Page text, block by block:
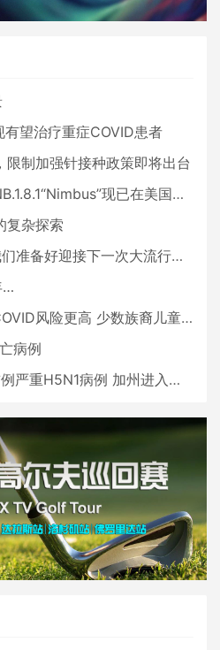
望治疗重症COVID患者
限制加强针接种政策即将出台
现已在美国占据主导地位
复杂探索
备好迎接下一次大流行了吗？
…
风险更高 少数族裔儿童存在差异
病例
H5N1病例 加州进入紧急状态